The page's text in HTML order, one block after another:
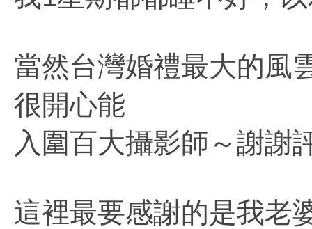
當然台灣婚禮最大的風
很開心能
入圍百大攝影師～謝謝
這裡最要感謝的是我老